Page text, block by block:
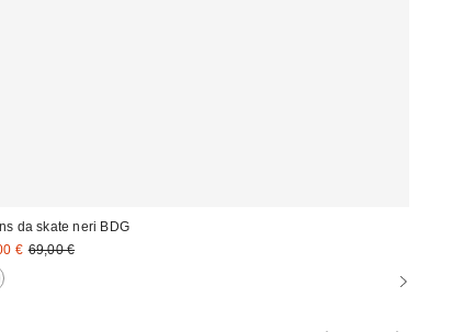
da skate neri BDG
€ Prezzo
69,00 €